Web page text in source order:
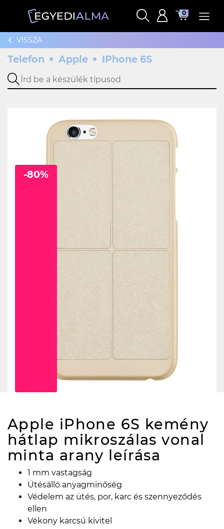
0
VISSZA
Telefon Apple IPhone 6S
-80%
Apple iPhone 6S kemény
hátlap mikroszálas vonal
minta arany leírása
1 mm vastagság
Ütésálló anyagminőség
Védelem az ütés, por, karc és szennyeződés
ellen
Vékony karcsú kivitel